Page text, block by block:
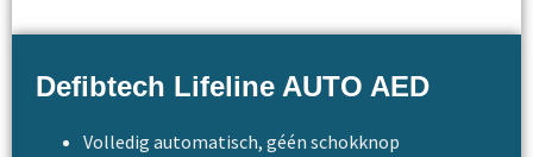
Defibtech Lifeline AUTO AED
Volledig automatisch, géén schokknop